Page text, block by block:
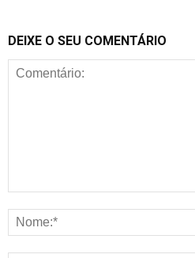
DEIXE O SEU COMENTÁRIO